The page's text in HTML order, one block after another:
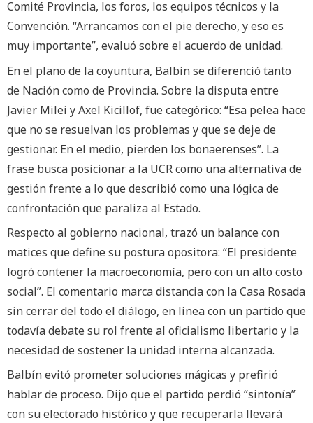
Comité Provincia, los foros, los equipos técnicos y la
Convención. “Arrancamos con el pie derecho, y eso es
muy importante”, evaluó sobre el acuerdo de unidad.
En el plano de la coyuntura, Balbín se diferenció tanto
de Nación como de Provincia. Sobre la disputa entre
Javier Milei y Axel Kicillof, fue categórico: “Esa pelea hace
que no se resuelvan los problemas y que se deje de
gestionar. En el medio, pierden los bonaerenses”. La
frase busca posicionar a la UCR como una alternativa de
gestión frente a lo que describió como una lógica de
confrontación que paraliza al Estado.
Respecto al gobierno nacional, trazó un balance con
matices que define su postura opositora: “El presidente
logró contener la macroeconomía, pero con un alto costo
social”. El comentario marca distancia con la Casa Rosada
sin cerrar del todo el diálogo, en línea con un partido que
todavía debate su rol frente al oficialismo libertario y la
necesidad de sostener la unidad interna alcanzada.
Balbín evitó prometer soluciones mágicas y prefirió
hablar de proceso. Dijo que el partido perdió “sintonía”
con su electorado histórico y que recuperarla llevará